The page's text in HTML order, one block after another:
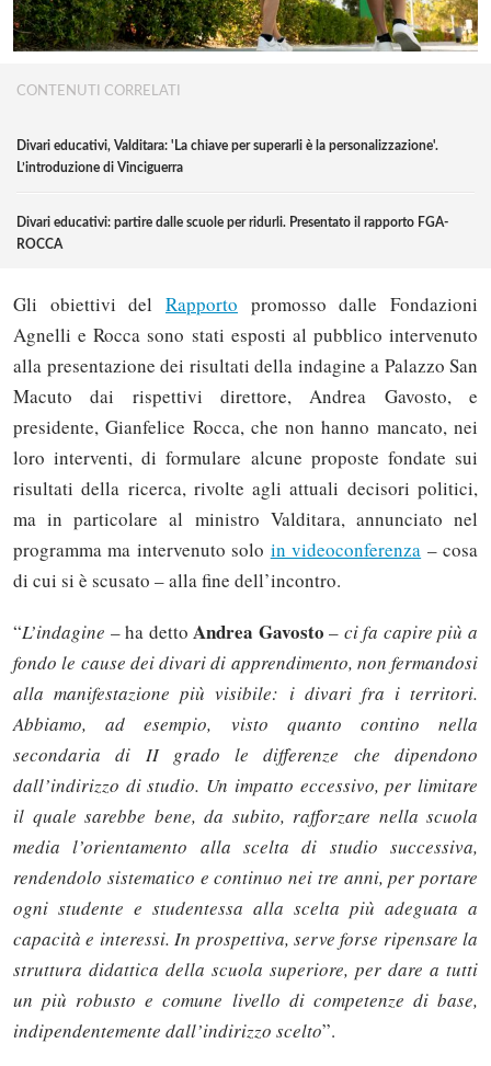
CONTENUTI CORRELATI
Divari educativi, Valditara: 'La chiave per superarli è la personalizzazione'.
L’introduzione di Vinciguerra
Divari educativi: partire dalle scuole per ridurli. Presentato il rapporto FGA-
ROCCA
Gli obiettivi del Rapporto promosso dalle Fondazioni
Agnelli e Rocca sono stati esposti al pubblico intervenuto
alla presentazione dei risultati della indagine a Palazzo San
Macuto dai rispettivi direttore, Andrea Gavosto, e
presidente, Gianfelice Rocca, che non hanno mancato, nei
loro interventi, di formulare alcune proposte fondate sui
risultati della ricerca, rivolte agli attuali decisori politici,
ma in particolare al ministro Valditara, annunciato nel
programma ma intervenuto solo in videoconferenza – cosa
di cui si è scusato – alla fine dell’incontro.
“L’indagine – ha dettoAndrea Gavosto – ci fa capire più a
fondo le cause dei divari di apprendimento, non fermandosi
alla manifestazione più visibile: i divari fra i territori.
Abbiamo, ad esempio, visto quanto contino nella
secondaria di II grado le differenze che dipendono
dall’indirizzo di studio. Un impatto eccessivo, per limitare
il quale sarebbe bene, da subito, rafforzare nella scuola
media l’orientamento alla scelta di studio successiva,
rendendolo sistematico e continuo nei tre anni, per portare
ogni studente e studentessa alla scelta più adeguata a
capacità e interessi. In prospettiva, serve forse ripensare la
struttura didattica della scuola superiore, per dare a tutti
un più robusto e comune livello di competenze di base,
indipendentemente dall’indirizzo scelto”.